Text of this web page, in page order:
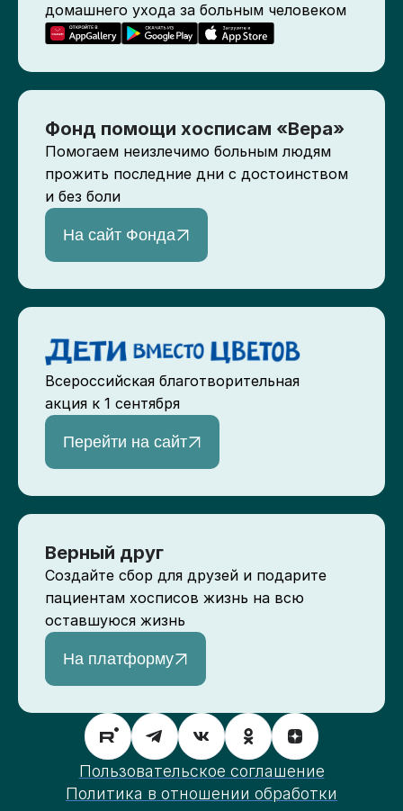
домашнего ухода за больным человеком
Фонд помощи хосписам «Вера»
Помогаем неизлечимо больным людям
прожить последние дни с достоинством
и без боли
На сайт Фонда
Всероссийская благотворительная
акция к 1 сентября
Перейти на сайт
Верный друг
Создайте сбор для друзей и подарите
пациентам хосписов жизнь на всю
оставшуюся жизнь
На платформу
Пользовательское соглашение
Политика в отношении обработки